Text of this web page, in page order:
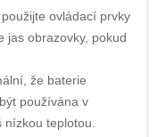
ovládací prvky
jas obrazovky, pokud
že baterie
používána v
nízkou teplotou.